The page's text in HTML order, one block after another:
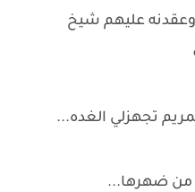
عليهم شيخ
تجهزلي الغده...
من ضهرها...